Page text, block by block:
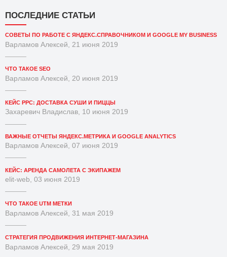
ПОСЛЕДНИЕ СТАТЬИ
СОВЕТЫ ПО РАБОТЕ С ЯНДЕКС.СПРАВОЧНИКОМ И GOOGLE MY BUSINESS
Варламов Алексей, 21 июня 2019
ЧТО ТАКОЕ SEO
Варламов Алексей, 20 июня 2019
КЕЙС PPC: ДОСТАВКА СУШИ И ПИЦЦЫ
Захаревич Владислав, 10 июня 2019
ВАЖНЫЕ ОТЧЕТЫ ЯНДЕКС.МЕТРИКА И GOOGLE ANALYTICS
Варламов Алексей, 07 июня 2019
КЕЙС: АРЕНДА САМОЛЕТА С ЭКИПАЖЕМ
elit-web, 03 июня 2019
ЧТО ТАКОЕ UTM МЕТКИ
Варламов Алексей, 31 мая 2019
СТРАТЕГИЯ ПРОДВИЖЕНИЯ ИНТЕРНЕТ-МАГАЗИНА
Варламов Алексей, 29 мая 2019